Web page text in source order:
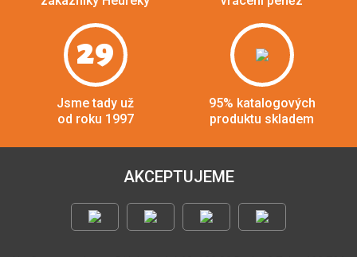
29
Jsme tady už
od roku 1997
95% katalogových
produktu skladem
AKCEPTUJEME